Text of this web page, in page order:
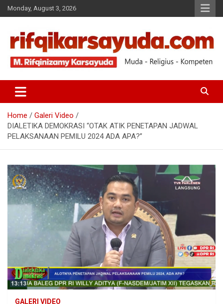
Monday, August 3, 2026
RIFQI KARSAYUDA
Home
Galeri Video
DIALETIKA DEMOKRASI “OTAK ATIK PENETAPAN JADWAL
PELAKSANAAN PEMILU 2024 ADA APA?”
GALERI VIDEO